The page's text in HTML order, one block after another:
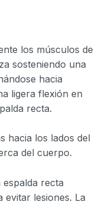
los músculos de
sosteniendo una
hacia
ligera flexión en
recta.
hacia los lados del
del cuerpo.
recta
evitar lesiones. La